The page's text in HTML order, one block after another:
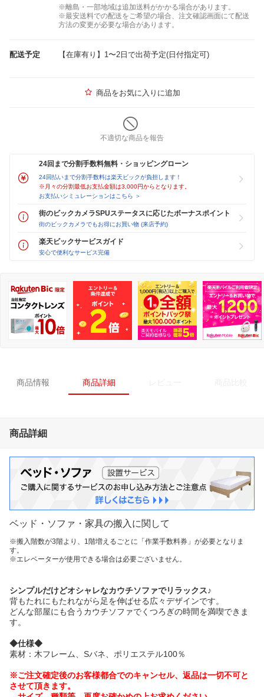
※離島・一部地域は追加送料がかかる場合があります。
※最安送料での配送をご希望の場合、注文確認画面にて配送
方法の変更が必要な場合があります。
配送予定 【在庫有り】1〜2日で出荷予定(日付指定可)
商品をお気に入りに追加
不適切な商品を報告
24回まで分割手数料無料・ショッピングローン
24回払いまで分割手数料は楽天ビックが負担します！
※月々の分割最低お支払金額は3,000円からとなります。
お支払いシミュレーションはこちら ＞
街のビックカメラSPUステータスに応じたボーナスポイント
街のビックカメラでもお得にお買い物 (来店予約)
楽天ビックサービスガイド
安心で便利なサービス完備
商品情報 商品詳細
商品詳細
ベッド・ソファ・家具の搬入に関して
※搬入階数が3階より、1階増えるごとに「作業手数料券」が必要となりま
す。
※エレベーターが使用できる場合は必要ございません。
シンプルだけどオシャレなカウチソファでリラックス♪
背もたれにもたれながら足を伸ばせる広々デザインです。
どんな部屋にも合うカウチソファでくつろぎの時間を満喫できま
す。
◆仕様◆
素材：木フレーム、Sバネ、ポリエステル100％
※ご注文確定後のお客様都合でのキャンセル、返品は一切不可と
させて頂きます。